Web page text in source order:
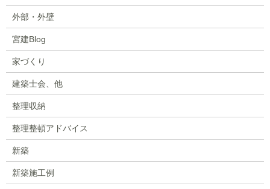
外部・外壁
宮建Blog
家づくり
建築士会、他
整理収納
整理整頓アドバイス
新築
新築施工例